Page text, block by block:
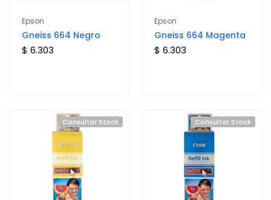
Epson
Gneiss 664 Negro
$ 6.303
Epson
Gneiss 664 Magenta
$ 6.303
Consultar Stock Consultar Stock